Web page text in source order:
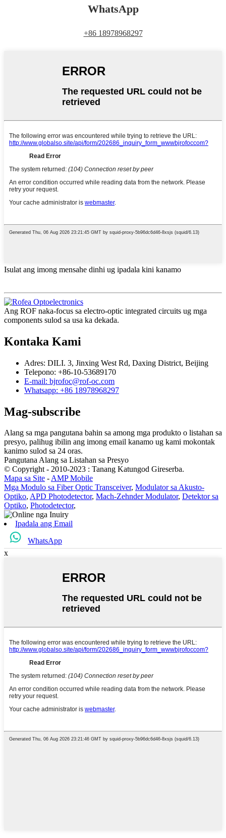
WhatsApp
+86 18978968297
Isulat ang imong mensahe dinhi ug ipadala kini kanamo
Ang ROF naka-focus sa electro-optic integrated circuits ug mga
components sulod sa usa ka dekada.
Kontaka Kami
Adres: DILI. 3, Jinxing West Rd, Daxing District, Beijing
Telepono: +86-10-53689170
E-mail: bjrofoc@rof-oc.com
Whatsapp: +86 18978968297
Mag-subscribe
Alang sa mga pangutana bahin sa among mga produkto o listahan sa
presyo, palihug ibilin ang imong email kanamo ug kami mokontak
kanimo sulod sa 24 oras.
Pangutana Alang sa Listahan sa Presyo
© Copyright - 2010-2023 : Tanang Katungod Gireserba.
Mapa sa Site -AMP Mobile
Mga Modulo sa Fiber Optic Transceiver, Modulator sa Akusto-
Optiko, APD Photodetector, Mach-Zehnder Modulator, Detektor sa
Optiko, Photodetector,
Ipadala ang Email
WhatsApp
x